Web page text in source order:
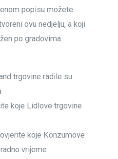
popisu možete
ovu nedjelju, a koji
po gradovima.
trgovine radile su
koje Lidlove trgovine
koje Konzumove
vrijeme